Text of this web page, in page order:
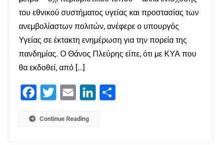
του εθνικού συστήματος υγείας και προστασίας των
ανεμβολίαστων πολιτών, ανέφερε ο υπουργός
Υγείας σε έκτακτη ενημέρωση για την πορεία της
πανδημίας. Ο Θάνος Πλεύρης είπε, ότι με ΚΥΑ που
θα εκδοθεί, από […]
Facebook
Twitter Email LinkedIn
Continue Reading